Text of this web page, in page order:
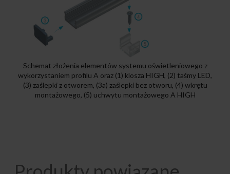
Schemat złożenia elementów systemu oświetleniowego z
wykorzystaniem profilu A oraz (1) klosza HIGH, (2) taśmy LED,
(3) zaślepki z otworem, (3a) zaślepki bez otworu, (4) wkrętu
montażowego, (5) uchwytu montażowego A HIGH